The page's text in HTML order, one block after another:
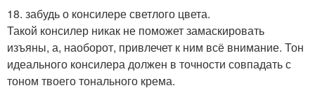
18. забудь о консилере светлого цвета.
Такой консилер никак не поможет замаскировать
изъяны, а, наоборот, привлечет к ним всё внимание. Тон
идеального консилера должен в точности совпадать с
тоном твоего тонального крема.